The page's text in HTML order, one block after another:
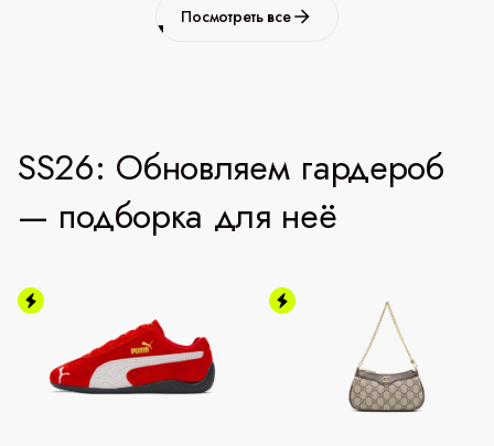
Посмотреть все
SS26: Обновляем гардероб
— подборка для неё